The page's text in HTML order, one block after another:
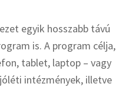
egyik hosszabb távú
is. A program célja,
tablet, laptop – vagy
intézmények, illetve